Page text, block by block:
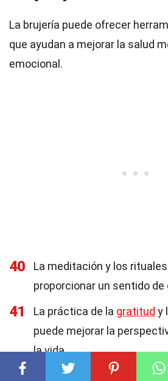
La brujería puede ofrecer
que ayudan a mejorar la salud
emocional.
40
La meditación y los
proporcionar un sentido
41 La práctica de la gratitud y
puede mejorar la
la vida.
42 La comunidad y el apoyo